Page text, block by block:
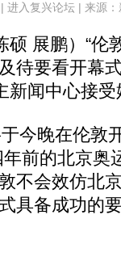
进入复兴论坛| 来源
展鹏）“伦
待要看开幕
新闻中心接
晚在伦敦
前的北京奥
不会效仿北
具备成功的